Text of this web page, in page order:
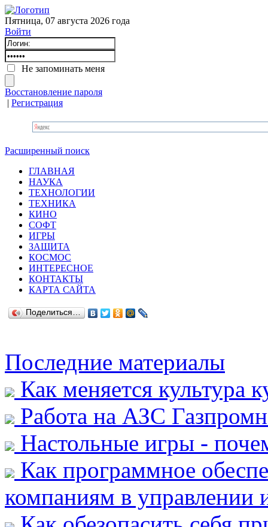
Пятница, 07 августа 2026 года
Войти
Не запоминать меня
Восстановление пароля
| Регистрация
Расширенный поиск
ГЛАВНАЯ
НАУКА
ТЕХНОЛОГИИ
ТЕХНИКА
КИНО
СОФТ
ИГРЫ
ЗАЩИТА
КОСМОС
ИНТЕРЕСНОЕ
КОНТАКТЫ
КАРТА САЙТА
Поделиться…
Последние материалы
Как меняется культура
Работа на АЗС
Настольные игры -
Как программное
компаниям в управлении